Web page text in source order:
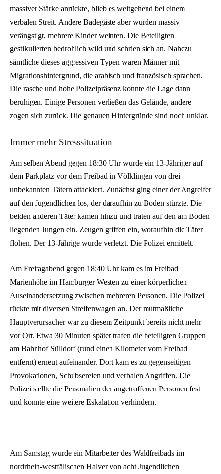
massiver Stärke anrückte, blieb es weitgehend bei einem
verbalen Streit. Andere Badegäste aber wurden massiv
verängstigt, mehrere Kinder weinten. Die Beteiligten
gestikulierten bedrohlich wild und schrien sich an. Nahezu
sämtliche dieses aggressiven Typen waren Männer mit
Migrationshintergrund, die arabisch und französisch sprachen.
Die rasche und hohe Polizeipräsenz konnte die Lage dann
beruhigen. Einige Personen verließen das Gelände, andere
zogen sich zurück. Die genauen Hintergründe sind noch unklar.
Immer mehr Stresssituation
Am selben Abend gegen 18:30 Uhr wurde ein 13-Jähriger auf
dem Parkplatz vor dem Freibad in Völklingen von drei
unbekannten Tätern attackiert. Zunächst ging einer der Angreifer
auf den Jugendlichen los, der daraufhin zu Boden stürzte. Die
beiden anderen Täter kamen hinzu und traten auf den am Boden
liegenden Jungen ein. Zeugen griffen ein, woraufhin die Täter
flohen. Der 13-Jährige wurde verletzt. Die Polizei ermittelt.
Am Freitagabend gegen 18:40 Uhr kam es im Freibad
Marienhöhe im Hamburger Westen zu einer körperlichen
Auseinandersetzung zwischen mehreren Personen. Die Polizei
rückte mit diversen Streifenwagen an. Der mutmaßliche
Hauptverursacher war zu diesem Zeitpunkt bereits nicht mehr
vor Ort. Etwa 30 Minuten später trafen die beteiligten Gruppen
am Bahnhof Sülldorf (rund einen Kilometer vom Freibad
entfernt) erneut aufeinander. Dort kam es zu gegenseitigen
Provokationen, Schubsereien und verbalen Angriffen. Die
Polizei stellte die Personalien der angetroffenen Personen fest
und konnte eine weitere Eskalation verhindern.
Am Samstag wurde ein Mitarbeiter des Waldfreibads im
nordrhein-westfälischen Halver von acht Jugendlichen